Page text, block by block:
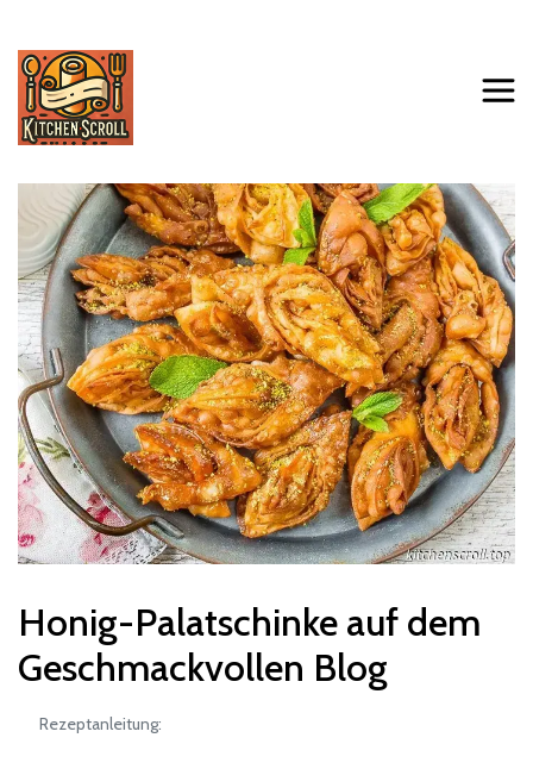
Honig-Palatschinke auf dem
Geschmackvollen Blog
Rezeptanleitung: